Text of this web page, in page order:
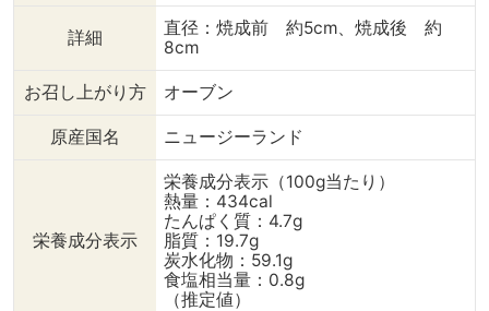
詳細
直径：焼成前 約5cm、焼成後 約
8cm
お召し上がり方 オーブン
原産国名 ニュージーランド
栄養成分表示
栄養成分表示（100g当たり）
熱量：434cal
たんぱく質：4.7g
脂質：19.7g
炭水化物：59.1g
食塩相当量：0.8g
（推定値）